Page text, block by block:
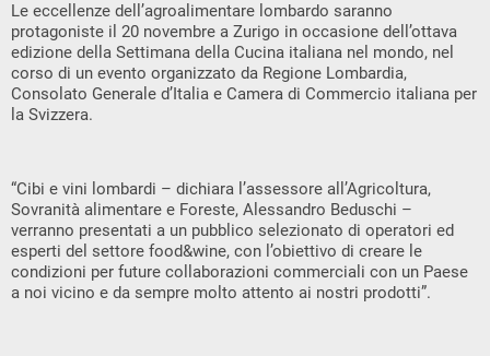
Le eccellenze dell’agroalimentare lombardo saranno
protagoniste il 20 novembre a Zurigo in occasione dell’ottava
edizione della Settimana della Cucina italiana nel mondo, nel
corso di un evento organizzato da Regione Lombardia,
Consolato Generale d’Italia e Camera di Commercio italiana per
la Svizzera.
“Cibi e vini lombardi – dichiara l’assessore all’Agricoltura,
Sovranità alimentare e Foreste, Alessandro Beduschi –
verranno presentati a un pubblico selezionato di operatori ed
esperti del settore food&wine, con l’obiettivo di creare le
condizioni per future collaborazioni commerciali con un Paese
a noi vicino e da sempre molto attento ai nostri prodotti”.